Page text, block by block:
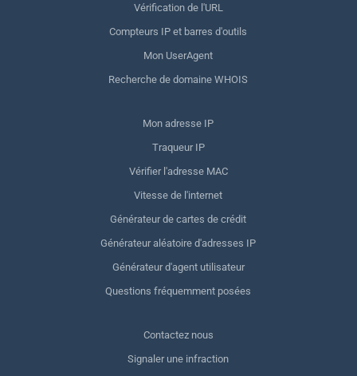
Vérification de l'URL
Compteurs IP et barres d'outils
Mon UserAgent
Recherche de domaine WHOIS
Mon adresse IP
Traqueur IP
Vérifier l'adresse MAC
Vitesse de l'internet
Générateur de cartes de crédit
Générateur aléatoire d'adresses IP
Générateur d'agent utilisateur
Questions fréquemment posées
Contactez nous
Signaler une infraction